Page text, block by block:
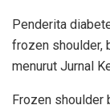
Penderita
frozen shoulder,
menurut Jurnal
Frozen shoulder